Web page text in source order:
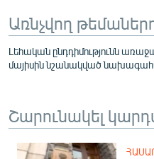
Առնչվող
Լեհական ընդդիմությունն
մայիսին նշանակված
Շարունակել